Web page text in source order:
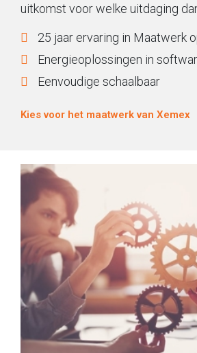
uitkomst voor welke uitdaging
25 jaar ervaring in Maatwerk
Energieoplossingen in
Eenvoudige schaalbaar
Kies voor het maatwerk van Xemex